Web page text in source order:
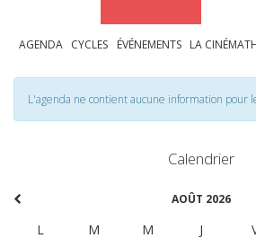
AGENDA CYCLES ÉVÉNEMENTS LA
L'agenda ne contient aucune information pour
Calendrier
AOÛT 2026
L M M J